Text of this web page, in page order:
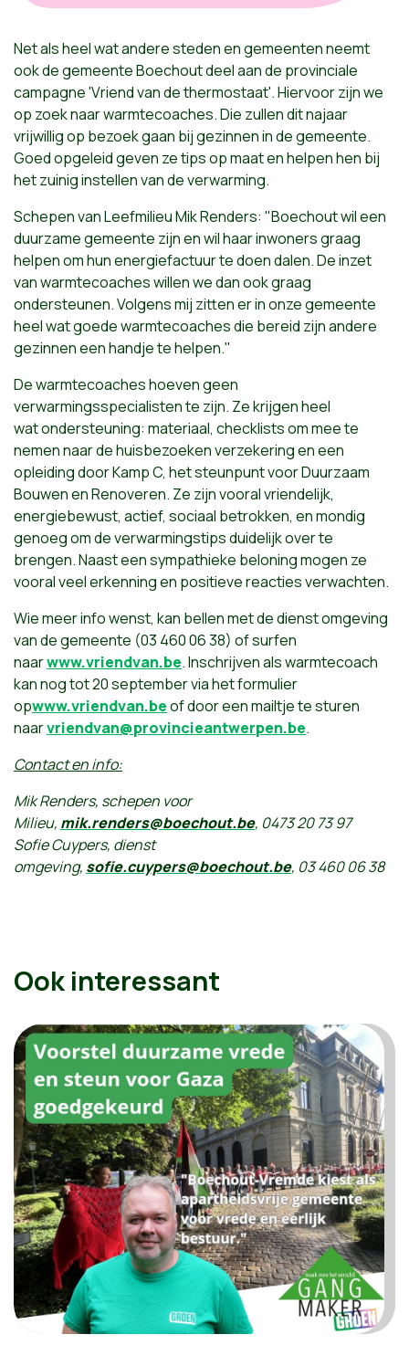
Net als heel wat andere steden en gemeenten neemt
ook de gemeente Boechout deel aan de provinciale
campagne 'Vriend van de thermostaat'. Hiervoor zijn we
op zoek naar warmtecoaches. Die zullen dit najaar
vrijwillig op bezoek gaan bij gezinnen in de gemeente.
Goed opgeleid geven ze tips op maat en helpen hen bij
het zuinig instellen van de verwarming.
Schepen van Leefmilieu Mik Renders: "Boechout wil een
duurzame gemeente zijn en wil haar inwoners graag
helpen om hun energiefactuur te doen dalen. De inzet
van warmtecoaches willen we dan ook graag
ondersteunen. Volgens mij zitten er in onze gemeente
heel wat goede warmtecoaches die bereid zijn andere
gezinnen een handje te helpen."
De warmtecoaches hoeven geen
verwarmingsspecialisten te zijn. Ze krijgen heel
wat ondersteuning: materiaal, checklists om mee te
nemen naar de huisbezoeken verzekering en een
opleiding door Kamp C, het steunpunt voor Duurzaam
Bouwen en Renoveren. Ze zijn vooral vriendelijk,
energiebewust, actief, sociaal betrokken, en mondig
genoeg om de verwarmingstips duidelijk over te
brengen. Naast een sympathieke beloning mogen ze
vooral veel erkenning en positieve reacties verwachten.
Wie meer info wenst, kan bellen met de dienst omgeving
van de gemeente (03 460 06 38) of surfen
naarwww.vriendvan.be. Inschrijven als warmtecoach
kan nog tot 20 september via het formulier
opwww.vriendvan.beof door een mailtje te sturen
naarvriendvan@provincieantwerpen.be.
Contact en info:
Mik Renders, schepen voor
Milieu, mik.renders@boechout.be, 0473 20 73 97
Sofie Cuypers, dienst
omgeving, sofie.cuypers@boechout.be, 03 460 06 38
Ook interessant